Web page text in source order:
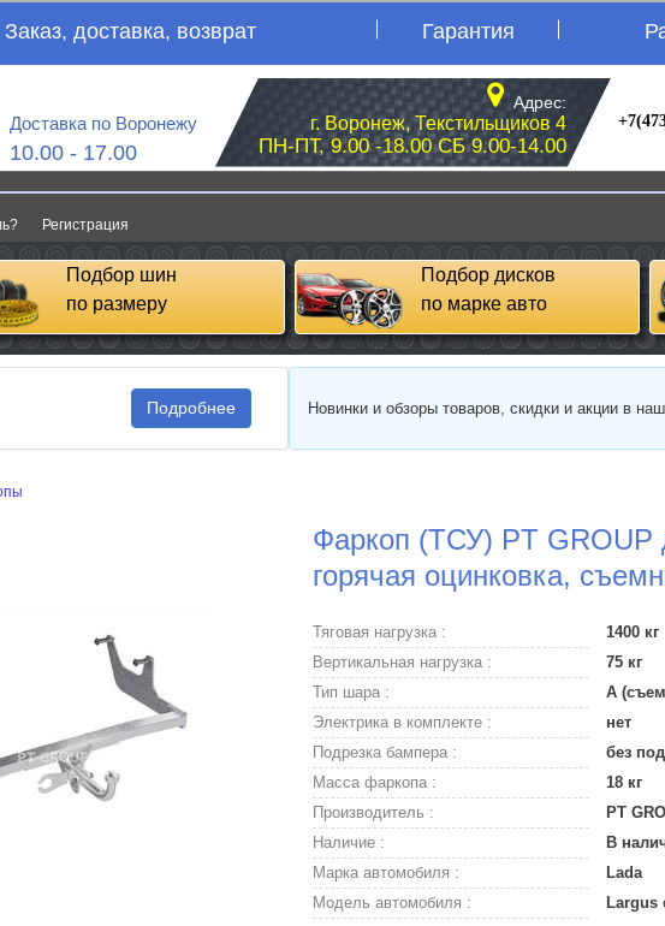
Заказ, доставка, возврат Гарантия
Доставка по Воронежу
10.00 - 17.00
Адрес:
г. Воронеж, Текстильщиков 4
ПН-ПТ, 9.00 -18.00 СБ 9.00-14.00
Регистрация
Подбор шин
по размеру
Подбор дисков
по марке авто
Подробнее Новинки и обзоры товаров, скидки и акции в
Фаркоп (ТСУ) PT GROUP
горячая оцинковка,
Тяговая нагрузка :
1400 кг
Вертикальная нагрузка :
75 кг
Тип шара :
A
Электрика в комплекте :
нет
Подрезка бампера :
без
Масса фаркопа :
18 кг
Производитель :
PT
Наличие :
В
Марка автомобиля :
Lada
Модель автомобиля :
Largus